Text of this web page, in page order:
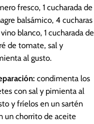
fresco, 1 cucharada de
balsámico, 4 cucharas
blanco, 1 cucharada de
de tomate, sal y
al gusto.
condimenta los
con sal y pimienta al
y fríelos en un sartén
un chorrito de aceite